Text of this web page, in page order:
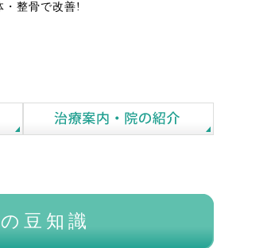
・整骨で改善!
豆知識